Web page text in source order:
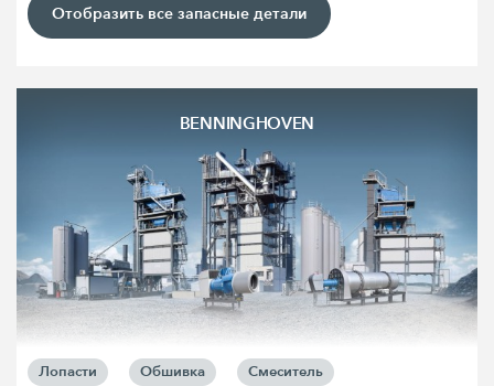
Отобразить все запасные детали
BENNINGHOVEN
Лопасти Обшивка Смеситель